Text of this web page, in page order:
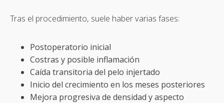
Tras el procedimiento, suele haber varias fases:
Postoperatorio inicial
Costras y posible inflamación
Caída transitoria del pelo injertado
Inicio del crecimiento en los meses posteriores
Mejora progresiva de densidad y aspecto